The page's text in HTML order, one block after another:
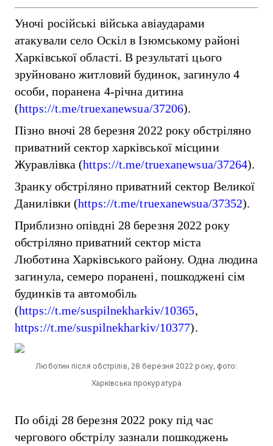
Уночі російські війська авіаударами
атакували село Оскіл в Ізюмському районі
Харківської області. В результаті цього
зруйновано житловий будинок, загинуло 4
особи, поранена 4-річна дитина
(https://t.me/truexanewsua/37206).
Пізно вночі 28 березня 2022 року обстріляно
приватний сектор харківської місцини
Журавлівка (https://t.me/truexanewsua/37264).
Зранку обстріляно приватний сектор Великої
Данилівки (https://t.me/truexanewsua/37352).
Приблизно опівдні 28 березня 2022 року
обстріляно приватний сектор міста
Люботина Харківського району. Одна людина
загинула, семеро поранені, пошкоджені сім
будинків та автомобіль
(https://t.me/suspilnekharkiv/10365,
https://t.me/suspilnekharkiv/10377).
Люботин після обстрілів, 28 березня 2022 року, фото:
Харківська прокуратура
По обіді 28 березня 2022 року під час
чергового обстрілу зазнали пошкоджень